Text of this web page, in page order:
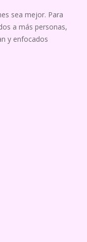
sea mejor. Para
a más personas,
y enfocados